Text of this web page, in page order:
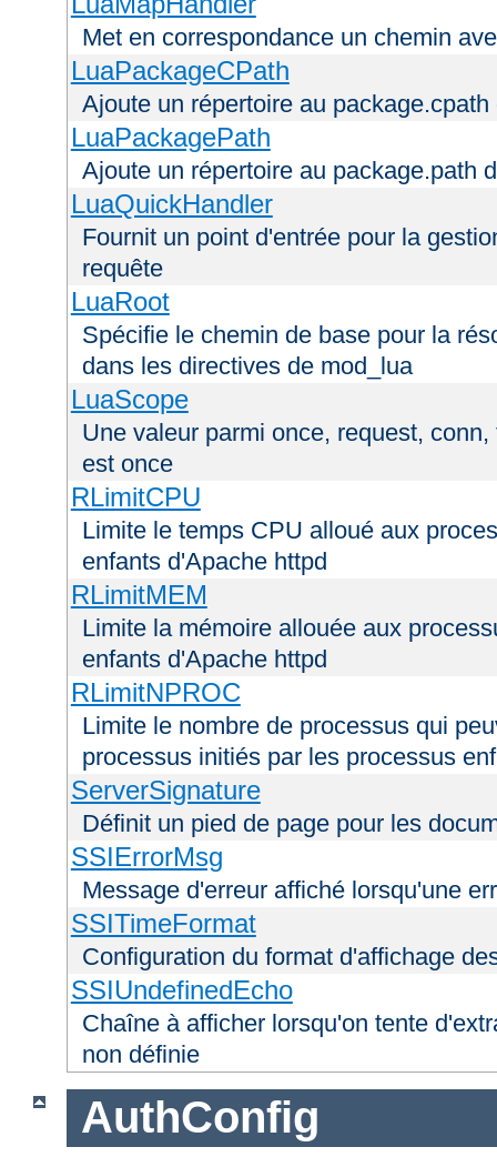
Met en correspondance un chemin
LuaPackageCPath
Ajoute un répertoire au package.cpath
LuaPackagePath
Ajoute un répertoire au package.path
LuaQuickHandler
Fournit un point d'entrée pour la
requête
LuaRoot
Spécifie le chemin de base pour la
dans les directives de mod_lua
LuaScope
Une valeur parmi once, request,
est once
RLimitCPU
Limite le temps CPU alloué aux
enfants d'Apache httpd
RLimitMEM
Limite la mémoire allouée aux
enfants d'Apache httpd
RLimitNPROC
Limite le nombre de processus qui
processus initiés par les processus
ServerSignature
Définit un pied de page pour les
SSIErrorMsg
Message d'erreur affiché lorsqu'une
SSITimeFormat
Configuration du format d'affichage
SSIUndefinedEcho
Chaîne à afficher lorsqu'on tente
non définie
AuthConfig